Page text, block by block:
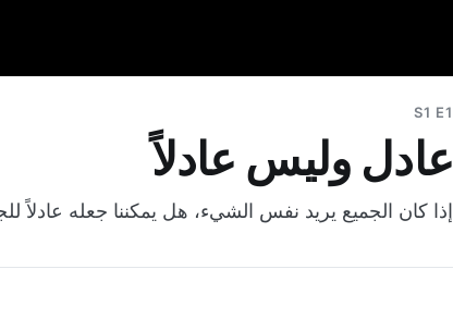
S1 E1
عادل وليس عادلاً
إذا كان الجميع يريد نفس الشيء، هل يمكننا جعله عادلاً